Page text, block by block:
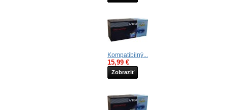
Kompatibilný...
15,99 €
Zobraziť